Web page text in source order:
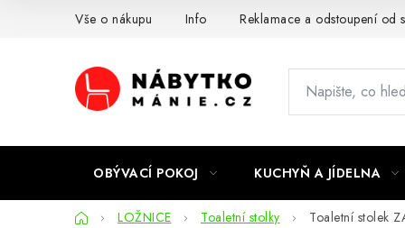
Vše o nákupu Info Reklamace a odstoupení od
OBÝVACÍ POKOJ KUCHYŇ A JÍDELNA
DomůLOŽNICE Toaletní stolky Toaletní stolek